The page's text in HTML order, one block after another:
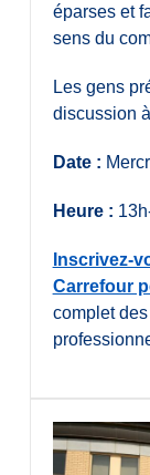
éparses et
sens du
Les gens
discussion
Date :
Heure :
Inscrivez-
Carrefour
complet